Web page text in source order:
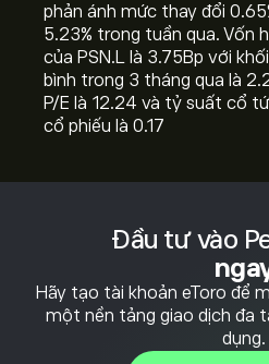
Đầu tư vào
Hãy tạo tài khoản eToro để
một nền tảng giao dịch đa
dụng.
phản ánh mức thay đổi
‎5.23‎% trong tuần qua. Vốn
của PSN.L là 3.75B‎p‎ với
bình trong 3 tháng qua là
P/E là 12.24 và tỷ suất cổ
cổ phiếu là 0.17